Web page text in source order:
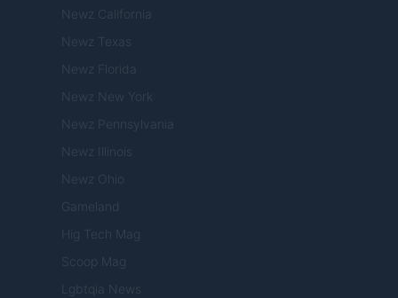
Newz California
Newz Texas
Newz Florida
Newz New York
Newz Pennsylvania
Newz Illinois
Newz Ohio
Gameland
Hig Tech Mag
Scoop Mag
Lgbtqia News